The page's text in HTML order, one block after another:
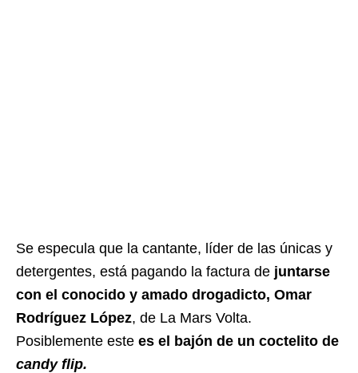
Se especula que la cantante, líder de las únicas y
detergentes, está pagando la factura de juntarse
con el conocido y amado drogadicto, Omar
Rodríguez López, de La Mars Volta.
Posiblemente este es el bajón de un coctelito de
candy flip.